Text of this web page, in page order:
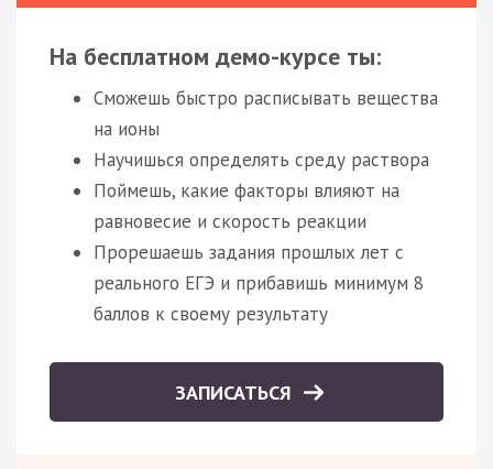
На бесплатном демо-курсе ты:
Сможешь быстро расписывать вещества
на ионы
Научишься определять среду раствора
Поймешь, какие факторы влияют на
равновесие и скорость реакции
Прорешаешь задания прошлых лет с
реального ЕГЭ и прибавишь минимум 8
баллов к своему результату
ЗАПИСАТЬСЯ